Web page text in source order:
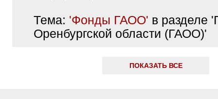
Тема: 'Фонды ГАОО' в разделе
Оренбургской области (ГАОО)'
ПОКАЗАТЬ ВСЕ